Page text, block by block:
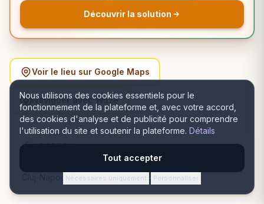
Nous utilisons des cookies essentiels pour le
fonctionnement de la plateforme et, avec votre accord,
des cookies d'analyse et de publicité pour comprendre
l'utilisation du site et soutenir la plateforme. Détails
Tout accepter
Nécessaires uniquement · Personnaliser
Découvrir la solution
Voir le lieu sur Google Maps
Naviguer avec Waze
ADDRESS
Strada Teodor Mihali 50, 400591 Cluj-Napoca, România,
Cluj-Napoca, Cluj